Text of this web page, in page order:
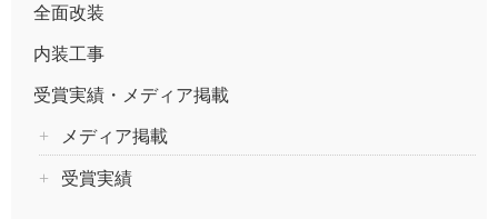
全面改装
内装工事
受賞実績・メディア掲載
メディア掲載
受賞実績